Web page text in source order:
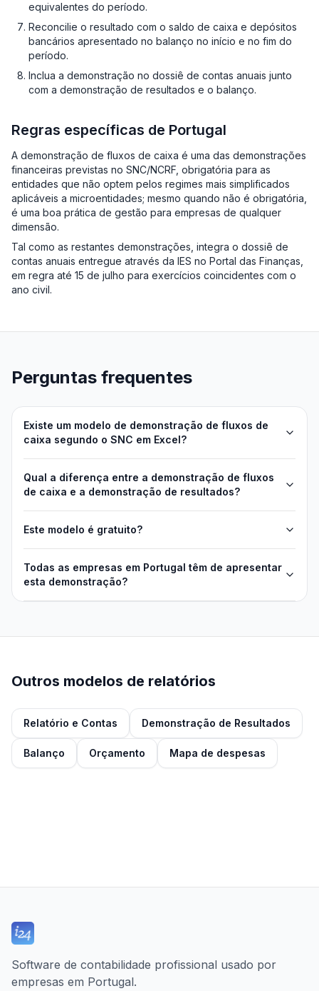
equivalentes do período.
Reconcilie o resultado com o saldo de caixa e depósitos
bancários apresentado no balanço no início e no fim do
período.
Inclua a demonstração no dossiê de contas anuais junto
com a demonstração de resultados e o balanço.
Regras específicas de Portugal
A demonstração de fluxos de caixa é uma das demonstrações
financeiras previstas no SNC/NCRF, obrigatória para as
entidades que não optem pelos regimes mais simplificados
aplicáveis a microentidades; mesmo quando não é obrigatória,
é uma boa prática de gestão para empresas de qualquer
dimensão.
Tal como as restantes demonstrações, integra o dossiê de
contas anuais entregue através da IES no Portal das Finanças,
em regra até 15 de julho para exercícios coincidentes com o
ano civil.
Perguntas frequentes
Existe um modelo de demonstração de fluxos de
caixa segundo o SNC em Excel?
Qual a diferença entre a demonstração de fluxos
de caixa e a demonstração de resultados?
Este modelo é gratuito?
Todas as empresas em Portugal têm de apresentar
esta demonstração?
Outros modelos de relatórios
Relatório e Contas Demonstração de Resultados
Balanço Orçamento Mapa de despesas
Software de contabilidade profissional usado por
empresas em Portugal.